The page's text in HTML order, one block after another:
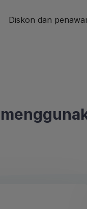
Diskon dan